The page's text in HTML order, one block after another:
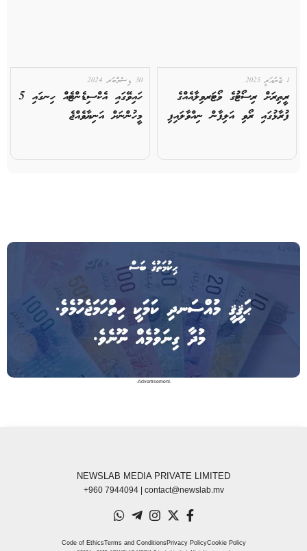
1 ޖެނުއަރީ 2025
ރީތިރަށް ރިސޯޓުގެ ވޯޓަރވިލާއެއްގެ
ފުރާޅުގައި ރޯވި އަލިފާން ނިއްވާލައިފި
30 ޑިސެމްބަރ 2024
ހައިވޭގައި އެކްސިޑެންޓެއް ހިނގައި 5
މީހުންނަށް އަނިޔާވެއްޖެ
-Advertisement-
NEWSLAB MEDIA PRIVATE LIMITED
+960 7944094 | contact@newslab.mv
Cookie Policy
Privacy Policy
Terms and Conditions
Code of Ethics